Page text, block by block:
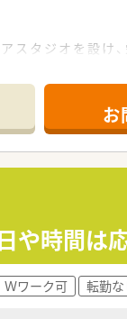
♪
持って調剤業務
局時間
てご勤務したい方
きたい方！
も大切にしたい方
タジオを設け
ム導入し、機
最高位の3段階目
ラックでトップ
教育を受けら
ムから構成され
にてご実施いた
も経験を積むこ
お
時間は
Ｗワーク可 転勤な